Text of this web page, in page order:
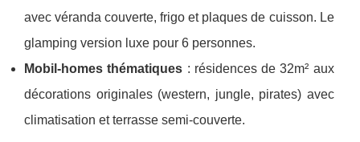
avec véranda couverte, frigo et plaques de cuisson. Le
glamping version luxe pour 6 personnes.
Mobil-homes thématiques : résidences de 32m² aux
décorations originales (western, jungle, pirates) avec
climatisation et terrasse semi-couverte.